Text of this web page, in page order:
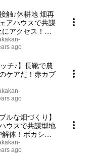
触♪休耕地 畑再
アハウスで共謀
アクセス！み
畝たてして畑に
尻宿場noie坂勘
ago
チ♪】長靴で農
ケアだ！赤カブ
ago
ルな畑づくり】
ウスで共謀型地
体！ボカシ肥
クス！再利用し
花壇を作るのだ
ago